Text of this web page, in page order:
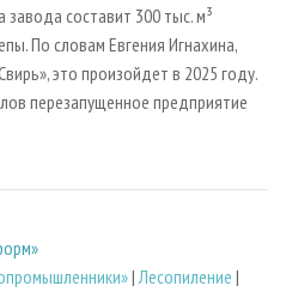
составит 300 тыс. м³
По словам Евгения Игнахина,
это произойдет в 2025 году.
перезапущенное предприятие
|Лесопиление |